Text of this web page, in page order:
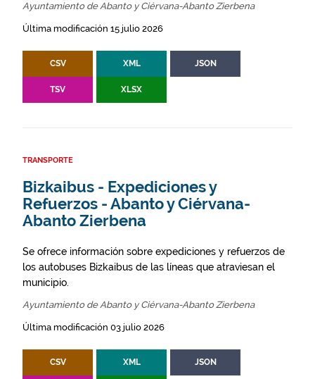
Ayuntamiento de Abanto y Ciérvana-Abanto Zierbena
Última modificación 15 julio 2026
CSV XML JSON
TSV XLSX
TRANSPORTE
Bizkaibus - Expediciones y
Refuerzos - Abanto y Ciérvana-
Abanto Zierbena
Se ofrece información sobre expediciones y refuerzos de
los autobuses Bizkaibus de las líneas que atraviesan el
municipio.
Ayuntamiento de Abanto y Ciérvana-Abanto Zierbena
Última modificación 03 julio 2026
CSV XML JSON